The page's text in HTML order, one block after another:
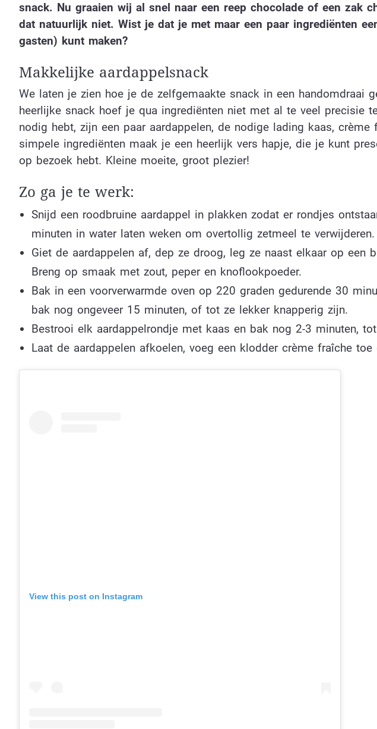
snack. Nu graaien wij al snel naar een reep chocolade of een zak
dat natuurlijk niet. Wist je dat je met maar een paar ingrediënten
gasten) kunt maken?
Makkelijke aardappelsnack
We laten je zien hoe je de zelfgemaakte snack in een handomdraai
heerlijke snack hoef je qua ingrediënten niet met al te veel precisie
nodig hebt, zijn een paar aardappelen, de nodige lading kaas,
simpele ingrediënten maak je een heerlijk vers hapje, die je kunt
op bezoek hebt. Kleine moeite, groot plezier!
Zo ga je te werk:
Snijd een roodbruine aardappel in plakken zodat er rondjes
minuten in water laten weken om overtollig zetmeel te verwijderen.
Giet de aardappelen af, dep ze droog, leg ze naast elkaar op een
Breng op smaak met zout, peper en knoflookpoeder.
Bak in een voorverwarmde oven op 220 graden gedurende 30
bak nog ongeveer 15 minuten, of tot ze lekker knapperig zijn.
Bestrooi elk aardappelrondje met kaas en bak nog 2-3 minuten,
Laat de aardappelen afkoelen, voeg een klodder crème fraîche
View this post on Instagram